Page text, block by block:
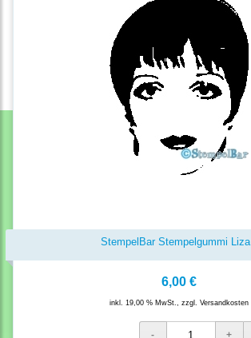
StempelBar Stempelgummi Liza
6,00 €
inkl. 19,00 % MwSt., zzgl. Versandkosten